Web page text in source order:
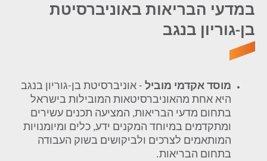
במדעי הבריאות באוניברסיטת
בן-גוריון בנגב
מוסד אקדמי מוביל - אוניברסיטת בן-גוריון בנגב
היא אחת מהאוניברסיטאות המובילות בישראל
בתחום מדעי הבריאות, המציעה תכנים עשירים
ומתקדמים במיוחד המקנים ידע, כלים ומיומנויות
המותאמים לצרכים ולביקושים בשוק העבודה
בתחום הבריאות.